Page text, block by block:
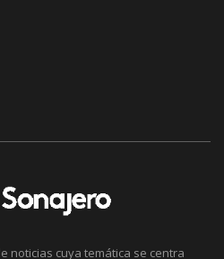
noticias cuya temática se centra